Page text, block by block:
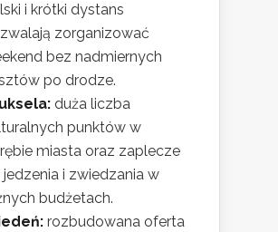
i krótki dystans
zorganizować
bez nadmiernych
po drodze.
duża liczba
punktów w
miasta oraz zaplecze
i zwiedzania w
budżetach.
rozbudowana oferta